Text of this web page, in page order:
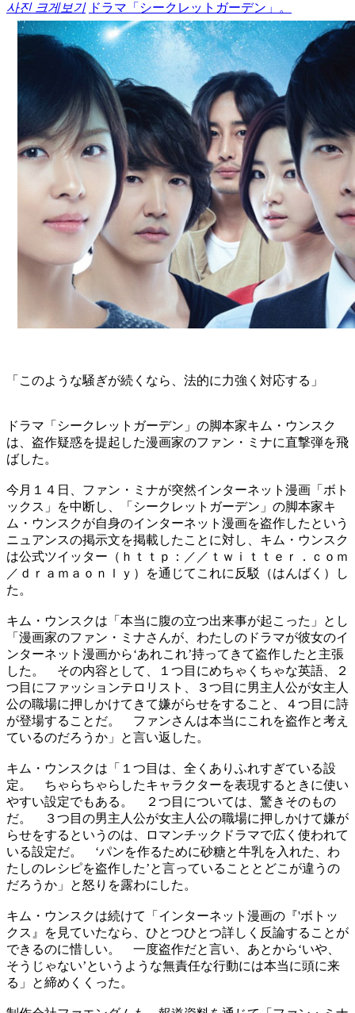
사진 크게보기 ドラマ「シークレットガーデン」。
「このような騒ぎが続くなら、法的に力強く対応する」
ドラマ「シークレットガーデン」の脚本家キム・ウンスク
は、盗作疑惑を提起した漫画家のファン・ミナに直撃弾を飛
ばした。
今月１４日、ファン・ミナが突然インターネット漫画「ボト
ックス」を中断し、「シークレットガーデン」の脚本家キ
ム・ウンスクが自身のインターネット漫画を盗作したという
ニュアンスの掲示文を掲載したことに対し、キム・ウンスク
は公式ツイッター（ｈｔｔｐ：／／ｔｗｉｔｔｅｒ．ｃｏｍ
／ｄｒａｍａｏｎｌｙ）を通じてこれに反駁（はんばく）し
た。
キム・ウンスクは「本当に腹の立つ出来事が起こった」とし
「漫画家のファン・ミナさんが、わたしのドラマが彼女のイ
ンターネット漫画から‘あれこれ’持ってきて盗作したと主張
した。 その内容として、１つ目にめちゃくちゃな英語、２
つ目にファッションテロリスト、３つ目に男主人公が女主人
公の職場に押しかけてきて嫌がらせをすること、４つ目に詩
が登場することだ。 ファンさんは本当にこれを盗作と考え
ているのだろうか」と言い返した。
キム・ウンスクは「１つ目は、全くありふれすぎている設
定。 ちゃらちゃらしたキャラクターを表現するときに使い
やすい設定でもある。 ２つ目については、驚きそのもの
だ。 ３つ目の男主人公が女主人公の職場に押しかけて嫌が
らせをするというのは、ロマンチックドラマで広く使われて
いる設定だ。 ‘パンを作るために砂糖と牛乳を入れた、わ
たしのレシピを盗作した’と言っていることとどこが違うの
だろうか」と怒りを露わにした。
キム・ウンスクは続けて「インターネット漫画の『'ボトッ
クス』を見ていたなら、ひとつひとつ詳しく反論することが
できるのに惜しい。 一度盗作だと言い、あとから‘いや、
そうじゃない’というような無責任な行動には本当に頭に来
る」と締めくくった。